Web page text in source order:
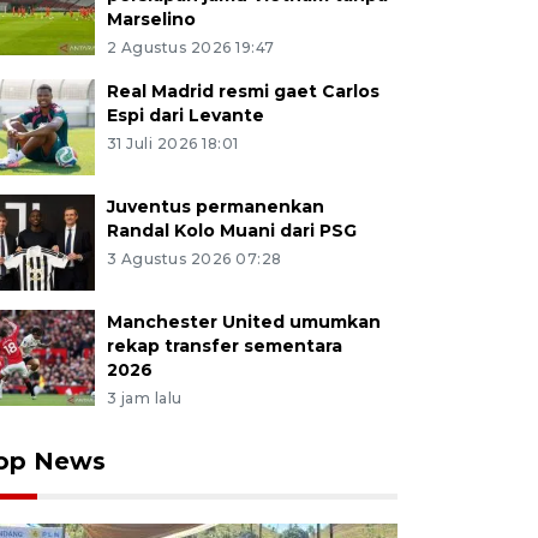
Marselino
2 Agustus 2026 19:47
Real Madrid resmi gaet Carlos
Espi dari Levante
31 Juli 2026 18:01
Juventus permanenkan
Randal Kolo Muani dari PSG
3 Agustus 2026 07:28
Manchester United umumkan
rekap transfer sementara
2026
3 jam lalu
News